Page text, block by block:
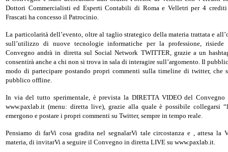
Dottori Commercialisti ed Esperti Contabili di Roma e Velletri per 4
Frascati ha concesso il Patrocinio.
La particolarità dell’evento, oltre al taglio strategico della materia trattata e
sull’utilizzo di nuove tecnologie informatiche per la professione,
Convegno andrà in diretta sul Social Network TWITTER, grazie a un
consentirà anche a chi non si trova in sala di interagire sull’argomento. Il
modo di partecipare postando propri commenti sulla timeline di twitter, che
pubblico offline.
In via del tutto sperimentale, è prevista la DIRETTA VIDEO del
www.paxlab.it (menu: diretta live), grazie alla quale è possibile collegarsi
emergono e postare i propri commenti su Twitter, sempre in tempo reale.
Pensiamo di farVi cosa gradita nel segnalarVi tale circostanza e , attesa la
materia, di invitarVi a seguire il Convegno in diretta LIVE su www.paxlab.it.